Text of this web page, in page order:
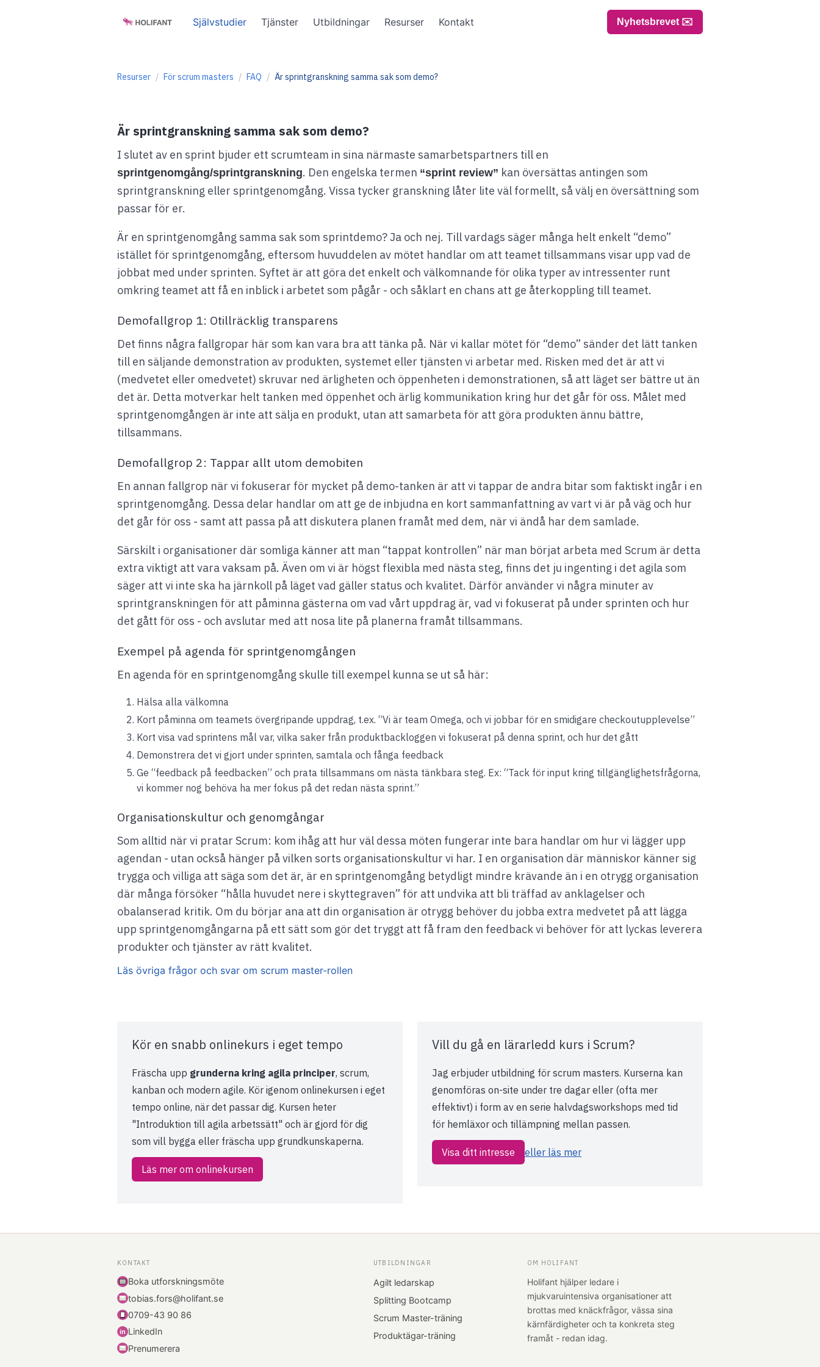
Självstudier Tjänster Utbildningar Resurser Kontakt Nyhetsbrevet ✉️
Resurser För scrum masters FAQ Är sprintgranskning samma sak som demo?
Är sprintgranskning samma sak som demo?
I slutet av en sprint bjuder ett scrumteam in sina närmaste samarbetspartners till en
sprintgenomgång/sprintgranskning. Den engelska termen “sprint review” kan översättas antingen som
sprintgranskning eller sprintgenomgång. Vissa tycker granskning låter lite väl formellt, så välj en översättning som
passar för er.
Är en sprintgenomgång samma sak som sprintdemo? Ja och nej. Till vardags säger många helt enkelt “demo”
istället för sprintgenomgång, eftersom huvuddelen av mötet handlar om att teamet tillsammans visar upp vad de
jobbat med under sprinten. Syftet är att göra det enkelt och välkomnande för olika typer av intressenter runt
omkring teamet att få en inblick i arbetet som pågår - och såklart en chans att ge återkoppling till teamet.
Demofallgrop 1: Otillräcklig transparens
Det finns några fallgropar här som kan vara bra att tänka på. När vi kallar mötet för “demo” sänder det lätt tanken
till en säljande demonstration av produkten, systemet eller tjänsten vi arbetar med. Risken med det är att vi
(medvetet eller omedvetet) skruvar ned ärligheten och öppenheten i demonstrationen, så att läget ser bättre ut än
det är. Detta motverkar helt tanken med öppenhet och ärlig kommunikation kring hur det går för oss. Målet med
sprintgenomgången är inte att sälja en produkt, utan att samarbeta för att göra produkten ännu bättre,
tillsammans.
Demofallgrop 2: Tappar allt utom demobiten
En annan fallgrop när vi fokuserar för mycket på demo-tanken är att vi tappar de andra bitar som faktiskt ingår i en
sprintgenomgång. Dessa delar handlar om att ge de inbjudna en kort sammanfattning av vart vi är på väg och hur
det går för oss - samt att passa på att diskutera planen framåt med dem, när vi ändå har dem samlade.
Särskilt i organisationer där somliga känner att man “tappat kontrollen” när man börjat arbeta med Scrum är detta
extra viktigt att vara vaksam på. Även om vi är högst flexibla med nästa steg, finns det ju ingenting i det agila som
säger att vi inte ska ha järnkoll på läget vad gäller status och kvalitet. Därför använder vi några minuter av
sprintgranskningen för att påminna gästerna om vad vårt uppdrag är, vad vi fokuserat på under sprinten och hur
det gått för oss - och avslutar med att nosa lite på planerna framåt tillsammans.
Exempel på agenda för sprintgenomgången
En agenda för en sprintgenomgång skulle till exempel kunna se ut så här:
Hälsa alla välkomna
Kort påminna om teamets övergripande uppdrag, t.ex. “Vi är team Omega, och vi jobbar för en smidigare checkoutupplevelse”
Kort visa vad sprintens mål var, vilka saker från produktbackloggen vi fokuserat på denna sprint, och hur det gått
Demonstrera det vi gjort under sprinten, samtala och fånga feedback
Ge “feedback på feedbacken” och prata tillsammans om nästa tänkbara steg. Ex: “Tack för input kring tillgänglighetsfrågorna,
vi kommer nog behöva ha mer fokus på det redan nästa sprint.”
Organisationskultur och genomgångar
Som alltid när vi pratar Scrum: kom ihåg att hur väl dessa möten fungerar inte bara handlar om hur vi lägger upp
agendan - utan också hänger på vilken sorts organisationskultur vi har. I en organisation där människor känner sig
trygga och villiga att säga som det är, är en sprintgenomgång betydligt mindre krävande än i en otrygg organisation
där många försöker “hålla huvudet nere i skyttegraven” för att undvika att bli träffad av anklagelser och
obalanserad kritik. Om du börjar ana att din organisation är otrygg behöver du jobba extra medvetet på att lägga
upp sprintgenomgångarna på ett sätt som gör det tryggt att få fram den feedback vi behöver för att lyckas leverera
produkter och tjänster av rätt kvalitet.
Läs övriga frågor och svar om scrum master-rollen
Kör en snabb onlinekurs i eget tempo
Fräscha upp grunderna kring agila principer, scrum,
kanban och modern agile. Kör igenom onlinekursen i eget
tempo online, när det passar dig. Kursen heter
"Introduktion till agila arbetssätt" och är gjord för dig
som vill bygga eller fräscha upp grundkunskaperna.
Läs mer om onlinekursen
Vill du gå en lärarledd kurs i Scrum?
Jag erbjuder utbildning för scrum masters. Kurserna kan
genomföras on-site under tre dagar eller (ofta mer
effektivt) i form av en serie halvdagsworkshops med tid
för hemläxor och tillämpning mellan passen.
Visa ditt intresse eller läs mer
KONTAKT
Boka utforskningsmöte
tobias.fors@holifant.se
0709-43 90 86
in LinkedIn
Prenumerera
UTBILDNINGAR
Agilt ledarskap
Splitting Bootcamp
Scrum Master-träning
Produktägar-träning
OM HOLIFANT
Holifant hjälper ledare i
mjukvaruintensiva organisationer att
brottas med knäckfrågor, vässa sina
kärnfärdigheter och ta konkreta steg
framåt - redan idag.